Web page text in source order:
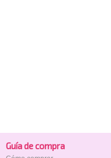
Guía de compra